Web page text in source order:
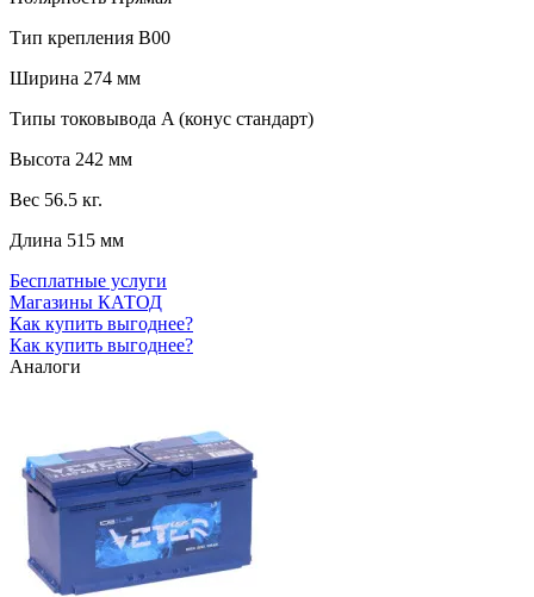
Тип крепления B00
Ширина 274 мм
Типы токовывода A (конус стандарт)
Высота 242 мм
Вес 56.5 кг.
Длина 515 мм
Бесплатные услуги
Магазины КАТОД
Как купить выгоднее?
Как купить выгоднее?
Аналоги